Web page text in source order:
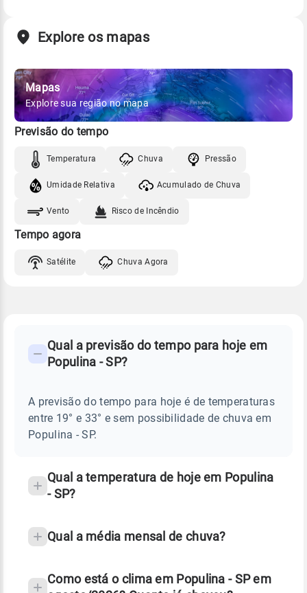
Explore os mapas
Mapas
Explore sua região no mapa
Previsão do tempo
Temperatura Chuva Pressão
Umidade Relativa Acumulado de Chuva
Vento Risco de Incêndio
Tempo agora
Satélite Chuva Agora
TEMPO
POPULINA
Perguntas
sobre
chuva
Qual a previsão do tempo para hoje em
Populina - SP?
A previsão do tempo para hoje é de temperaturas
entre 19° e 33° e sem possibilidade de chuva em
Populina - SP.
Qual a temperatura de hoje em Populina
- SP?
Qual a média mensal de chuva?
Como está o clima em Populina - SP em